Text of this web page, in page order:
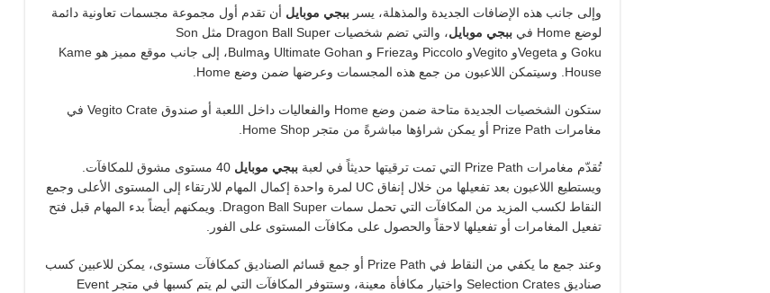
وإلى جانب هذه الإضافات الجديدة والمذهلة، يسر ببجي موبايل أن تقدم أول مجموعة مجسمات تعاونية دائمة
لوضع Home في
ببجي موبايل
، والتي تضم شخصيات Dragon Ball Super مثل Son
Goku و Vegetaو Vegitoو Piccolo وFrieza و Ultimate Gohan وBulma، إلى جانب موقع مميز هو Kame
House. وسيتمكن اللاعبون من جمع هذه المجسمات وعرضها ضمن وضع Home.
ستكون الشخصيات الجديدة متاحة ضمن وضع Home والفعاليات داخل اللعبة أو صندوق Vegito Crate في
مغامرات Prize Path أو يمكن شراؤها مباشرةً من متجر Home Shop.
تُقدّم مغامرات Prize Path التي تمت ترقيتها حديثاً في لعبة ببجي موبايل
40 مستوى مشوق للمكافآت.
ويستطيع اللاعبون بعد تفعيلها من خلال إنفاق UC لمرة واحدة إكمال المهام للارتقاء إلى المستوى الأعلى وجمع
النقاط لكسب المزيد من المكافآت التي تحمل سمات Dragon Ball Super. ويمكنهم أيضاً بدء المهام قبل فتح
تفعيل المغامرات أو تفعيلها لاحقاً والحصول على مكافآت المستوى على الفور.
وعند جمع ما يكفي من النقاط في Prize Path أو جمع قسائم الصناديق كمكافآت مستوى، يمكن للاعبين كسب
صناديق Selection Crates واختيار مكافأة معينة، وستتوفر المكافآت التي لم يتم كسبها في متجر Event